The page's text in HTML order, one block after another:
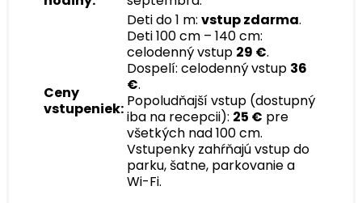
Ceny
vstupeniek:
Deti do 1 m: vstup zdarma.
Deti 100 cm – 140 cm:
celodenný vstup 29 €.
Dospelí: celodenný vstup 36
€.
Popoludňajší vstup (dostupný
iba na recepcii): 25 € pre
všetkých nad 100 cm.
Vstupenky zahŕňajú vstup do
parku, šatne, parkovanie a
Wi-Fi.